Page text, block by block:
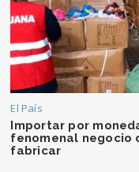
El País
Importar por
fenomenal negocio
fabricar